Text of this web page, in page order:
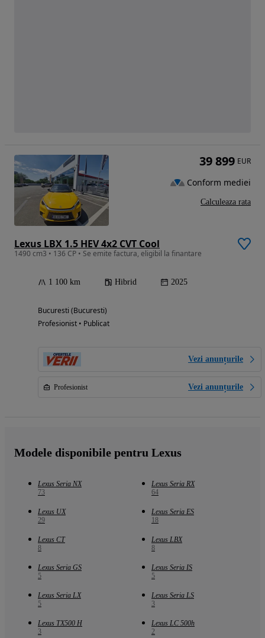
Lexus LBX 1.5 HEV 4x2 CVT Cool
1490 cm3 • 136 CP • Se emite factura, eligibil la finantare
1 100 km Hibrid 2025
Bucuresti (Bucuresti)
Profesionist • Publicat
Vezi anunțurile
Profesionist Vezi anunțurile
39 899 EUR
Conform mediei
Calculeaza rata
Modele disponibile pentru Lexus
Lexus Seria NX
73
Lexus Seria RX
64
Lexus UX
29
Lexus Seria ES
18
Lexus CT
8
Lexus LBX
8
Lexus Seria GS
5
Lexus Seria IS
5
Lexus Seria LX
5
Lexus Seria LS
3
Lexus TX500 H
3
Lexus LC 500h
2